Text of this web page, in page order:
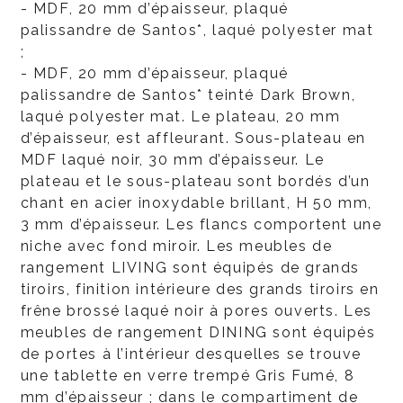
- MDF, 20 mm d’épaisseur, plaqué
palissandre de Santos*, laqué polyester mat
;
- MDF, 20 mm d’épaisseur, plaqué
palissandre de Santos* teinté Dark Brown,
laqué polyester mat. Le plateau, 20 mm
d’épaisseur, est affleurant. Sous-plateau en
MDF laqué noir, 30 mm d’épaisseur. Le
plateau et le sous-plateau sont bordés d’un
chant en acier inoxydable brillant, H 50 mm,
3 mm d’épaisseur. Les flancs comportent une
niche avec fond miroir. Les meubles de
rangement LIVING sont équipés de grands
tiroirs, finition intérieure des grands tiroirs en
frêne brossé laqué noir à pores ouverts. Les
meubles de rangement DINING sont équipés
de portes à l’intérieur desquelles se trouve
une tablette en verre trempé Gris Fumé, 8
mm d’épaisseur ; dans le compartiment de